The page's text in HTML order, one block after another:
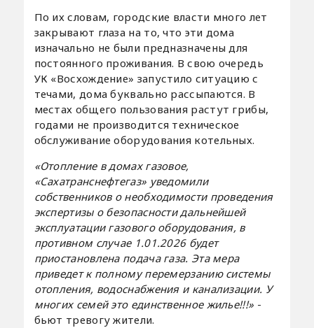
По их словам, городские власти много лет
закрывают глаза на то, что эти дома
изначально не были предназначены для
постоянного проживания. В свою очередь
УК «Восхождение» запустило ситуацию с
течами, дома буквально рассыпаются. В
местах общего пользования растут грибы,
годами не производится техническое
обслуживание оборудования котельных.
«Отопление в домах газовое,
«Сахатранснефтегаз» уведомили
собственников о необходимости проведения
экспертизы о безопасности дальнейшей
эксплуатации газового оборудования, в
противном случае 1.01.2026 будет
приостановлена подача газа. Эта мера
приведет к полному перемерзанию системы
отопления, водоснабжения и канализации. У
многих семей это единственное жилье!!!» -
бьют тревогу жители.